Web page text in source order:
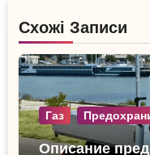
Схожі Записи
Газ
Описание